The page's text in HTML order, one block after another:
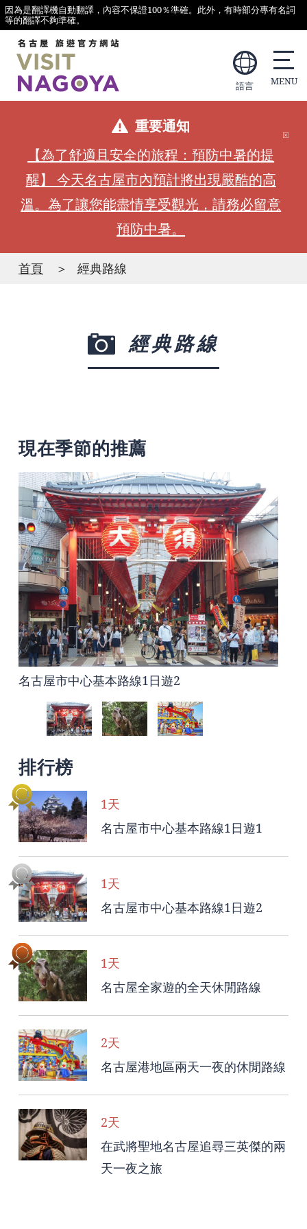
因為是翻譯機自動翻譯，內容不保證100％準確。此外，有時部分專有名詞
等的翻譯不夠準確。
語言
重要通知
【為了舒適且安全的旅程：預防中暑的提
醒】 今天名古屋市內預計將出現嚴酷的高
溫。為了讓您能盡情享受觀光，請務必留意
預防中暑。
首頁 經典路線
經典路線
現在季節的推薦
名古屋市中心基本路線1日遊2
名古屋全家遊的全天休閒路線
名古屋港地區兩天一夜的休閒路線
排行榜
1天
名古屋市中心基本路線1日遊1
1天
名古屋市中心基本路線1日遊2
1天
名古屋全家遊的全天休閒路線
2天
名古屋港地區兩天一夜的休閒路線
2天
在武將聖地名古屋追尋三英傑的兩
天一夜之旅